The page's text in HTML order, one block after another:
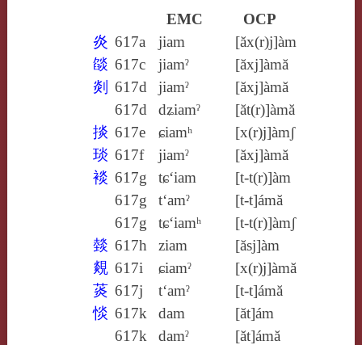
EMC
OCP
炎 617a jiam
[ăx(r)j]àm
燄 617c jiamˀ
[ăxj]àmă
剡 617d jiamˀ
[ăxj]àmă
617d
dʑiamˀ
[ăt(r)]àmă
掞 617e ɕiamʰ
[x(r)j]àmʃ
琰 617f jiamˀ
[ăxj]àmă
裧 617g tɕ‘iam
[t‑t(r)]àm
617g
t‘amˀ
[t‑t]ámă
617g
tɕ‘iamʰ
[t‑t(r)]àmʃ
燅 617h ziam
[ăsj]àm
覢 617i ɕiamˀ
[x(r)j]àmă
菼 617j t‘amˀ
[t‑t]ámă
惔 617k dam
[ăt]ám
617k
damˀ
[ăt]ámă